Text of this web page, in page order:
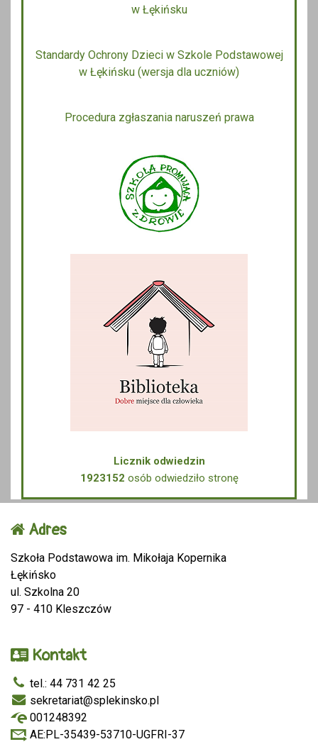
w Łękińsku
Standardy Ochrony Dzieci w Szkole Podstawowej
w Łękińsku (wersja dla uczniów)
Procedura zgłaszania naruszeń prawa
Licznik odwiedzin
1923152 osób odwiedziło stronę
Adres
Szkoła Podstawowa im. Mikołaja Kopernika
Łękińsko
ul. Szkolna 20
97 - 410 Kleszczów
Kontakt
tel.: 44 731 42 25
sekretariat@splekinsko.pl
001248392
AE:PL-35439-53710-UGFRI-37